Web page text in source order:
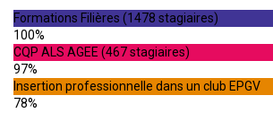
Formations Filières (1478 stagiaires)
100%
CQP ALS AGEE (467 stagiaires)
97%
Insertion professionnelle dans un club EPGV
78%